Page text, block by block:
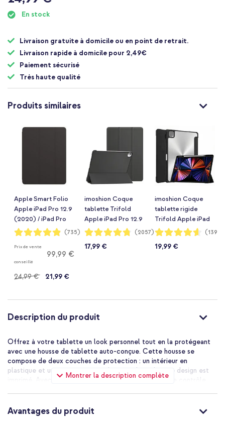
au
début
Galerie
d’images
En stock
Livraison gratuite à domicile ou en point de retrait.
Livraison rapide à domicile pour 2,49€
Paiement sécurisé
Très haute qualité
Produits similaires
Apple Smart Folio
Apple iPad Pro 12.9
(2020) / iPad Pro
12.9 (2018) - Noir
Notation:
97%
(735)
Prix de vente
conseillé
99,99 €
24,99 € 21,99 €
imoshion Coque
tablette Trifold
Apple iPad Pro 12.9
(2018/2020/2021/2
Notation:
95%
(2057)
17,99 €
imoshion Coque
tablette rigide
Trifold Apple iPad
Pro 12.9
022) - Noir
Notation:
92%
(139)
19,99 €
Description du produit
Montrer la description complète
Offrez à votre tablette un look personnel tout en la protégeant
avec une housse de tablette auto-conçue. Cette housse se
compose de deux couches de protection : un intérieur en
plastique et un extérieur en similicuir sur lequel votre design est
imprimé. Avec notre outil de conception, vous avez le contrôle
Personnel et unique
En concevant votre propre étui pour tablette, vous créez un étui
Avantages du produit